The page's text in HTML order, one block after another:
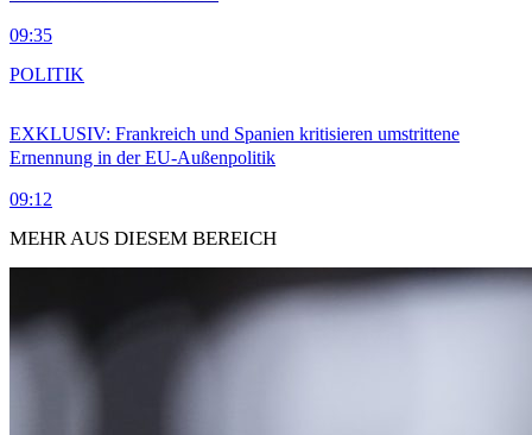
09:35
EXKLUSIV: Frankreich und Spanien kritisieren umstrittene
Ernennung in der EU-Außenpolitik
09:12
POLITIK
MEHR AUS DIESEM BEREICH